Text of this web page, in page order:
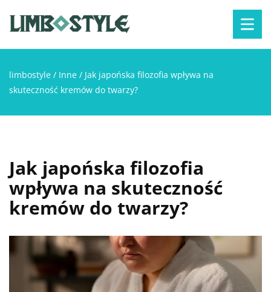
limbostyle / Inne / Jak japońska filozofia wpływa na
skuteczność kremów do twarzy?
Jak japońska filozofia
wpływa na skuteczność
kremów do twarzy?